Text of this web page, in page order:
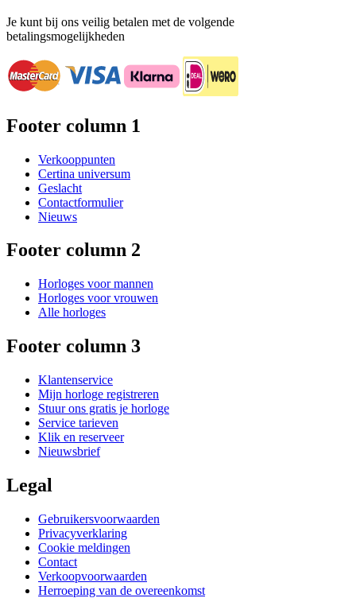
Je kunt bij ons veilig betalen met de volgende
betalingsmogelijkheden
Footer column 1
Verkooppunten
Certina universum
Geslacht
Contactformulier
Nieuws
Footer column 2
Horloges voor mannen
Horloges voor vrouwen
Alle horloges
Footer column 3
Klantenservice
Mijn horloge registreren
Stuur ons gratis je horloge
Service tarieven
Klik en reserveer
Nieuwsbrief
Legal
Gebruikersvoorwaarden
Privacyverklaring
Cookie meldingen
Contact
Verkoopvoorwaarden
Herroeping van de overeenkomst